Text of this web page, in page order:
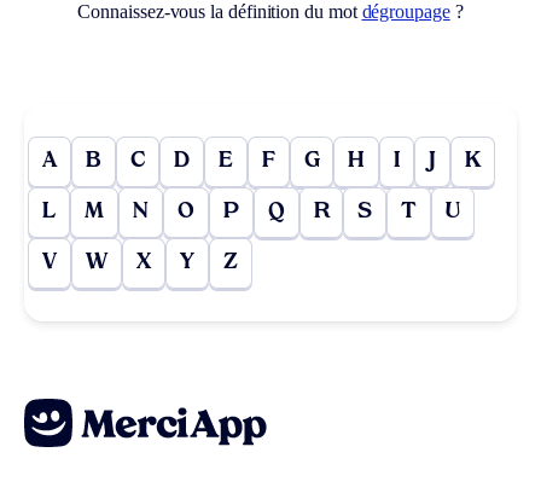
Connaissez-vous la définition du mot dégroupage?
A B C D E F G H I J K
L M N O P Q R S T U
V W X Y Z